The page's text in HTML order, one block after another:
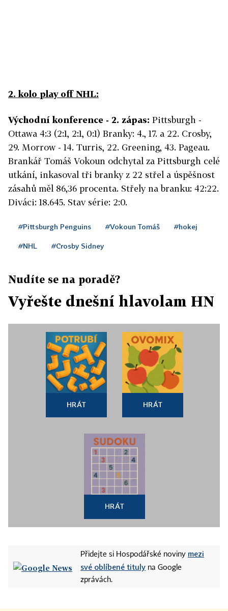
2. kolo play off NHL:
Východní konference - 2. zápas: Pittsburgh -
Ottawa 4:3 (2:1, 2:1, 0:1) Branky: 4., 17. a 22. Crosby,
29. Morrow - 14. Turris, 22. Greening, 43. Pageau.
Brankář Tomáš Vokoun odchytal za Pittsburgh celé
utkání, inkasoval tři branky z 22 střel a úspěšnost
zásahů měl 86,36 procenta. Střely na branku: 42:22.
Diváci: 18.645. Stav série: 2:0.
#Pittsburgh Penguins #Vokoun Tomáš #hokej
#NHL #Crosby Sidney
Nudíte se na poradě?
Vyřešte dnešní hlavolam HN
HRÁT HRÁT
HRÁT
Přidejte si Hospodářské noviny mezi
své oblíbené tituly na Google
zprávách.